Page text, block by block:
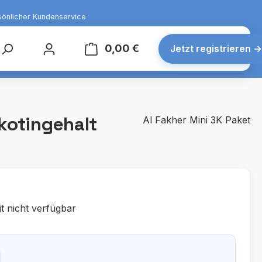
Kundenservice
0,00 € Warenkorb enthält 0
Jetzt registrieren →
Al Fakher Mini 3K Paket
nicht verfügbar